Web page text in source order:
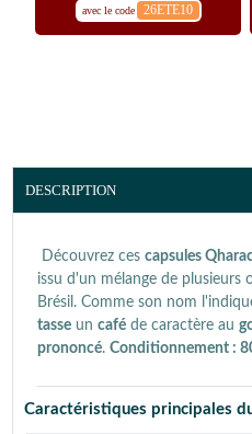
avec le code 26ETE10
DESCRIPTION
Découvrez ces capsules
issu d'un mélange de plusieurs
Brésil. Comme son nom
tasse un café de caractère au
prononcé. Conditionnement :
Caractéristiques principales